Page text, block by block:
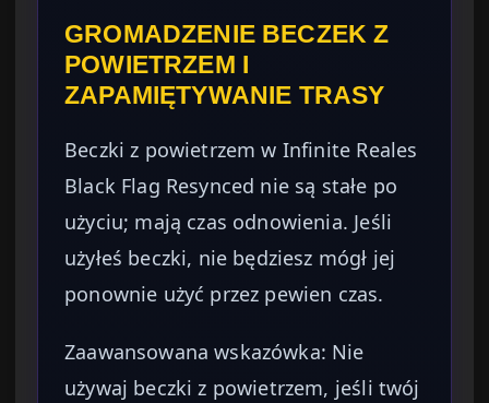
GROMADZENIE BECZEK Z
POWIETRZEM I
ZAPAMIĘTYWANIE TRASY
Beczki z powietrzem w Infinite Reales
Black Flag Resynced nie są stałe po
użyciu; mają czas odnowienia. Jeśli
użyłeś beczki, nie będziesz mógł jej
ponownie użyć przez pewien czas.
Zaawansowana wskazówka: Nie
używaj beczki z powietrzem, jeśli twój